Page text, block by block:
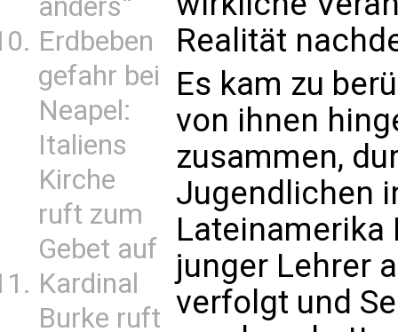
anders“
Erdbeben
gefahr bei
Neapel:
Italiens
Kirche
ruft zum
Gebet auf
Kardinal
Burke ruft
Realität
Es kam zu
von ihnen
zusammen,
Jugendlichen
Lateinamerika
junger Lehrer
verfolgt und